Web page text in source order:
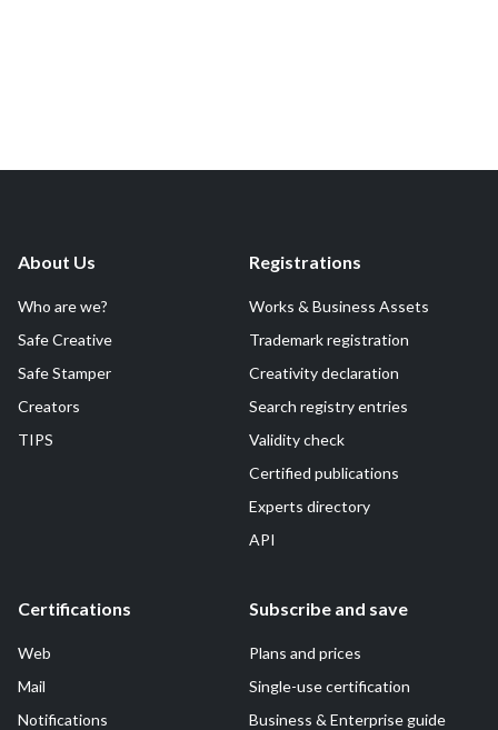
About Us
Who are we?
Safe Creative
Safe Stamper
Creators
TIPS
Registrations
Works & Business Assets
Trademark registration
Creativity declaration
Search registry entries
Validity check
Certified publications
Experts directory
API
Certifications
Web
Mail
Notifications
Subscribe and save
Plans and prices
Single-use certification
Business & Enterprise guide